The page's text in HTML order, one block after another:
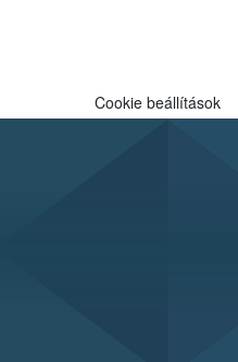
Cookie beállítások